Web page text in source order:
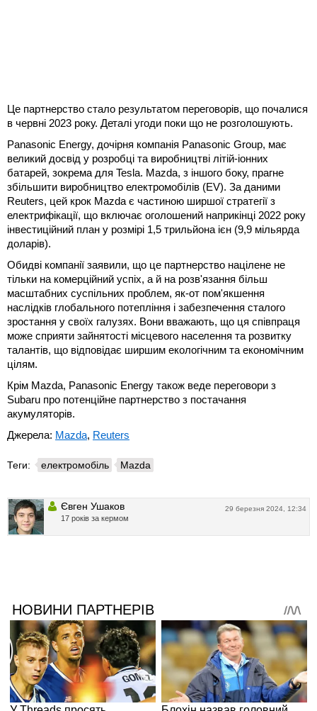
Це партнерство стало результатом переговорів, що почалися
в червні 2023 року. Деталі угоди поки що не розголошують.
Panasonic Energy, дочірня компанія Panasonic Group, має
великий досвід у розробці та виробництві літій-іонних
батарей, зокрема для Tesla. Mazda, з іншого боку, прагне
збільшити виробництво електромобілів (EV). За даними
Reuters, цей крок Mazda є частиною ширшої стратегії з
електрифікації, що включає оголошений наприкінці 2022 року
інвестиційний план у розмірі 1,5 трильйона ієн (9,9 мільярда
доларів).
Обидві компанії заявили, що це партнерство націлене не
тільки на комерційний успіх, а й на розв'язання більш
масштабних суспільних проблем, як-от пом'якшення
наслідків глобального потепління і забезпечення сталого
зростання у своїх галузях. Вони вважають, що ця співпраця
може сприяти зайнятості місцевого населення та розвитку
талантів, що відповідає ширшим екологічним та економічним
цілям.
Крім Mazda, Panasonic Energy також веде переговори з
Subaru про потенційне партнерство з постачання
акумуляторів.
Джерела: Mazda, Reuters
Теги: електромобіль Mazda
29 березня 2024, 12:34
Євген Ушаков
17 років за кермом